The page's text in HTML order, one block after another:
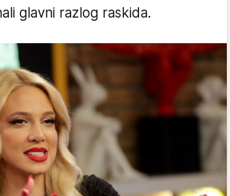
glavni razlog raskida.